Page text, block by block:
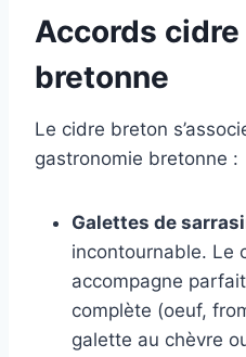
Accords
bretonne
Le cidre breton
gastronomie bretonne :
Galettes de
incontournable. Le
accompagne
complète (oeuf,
galette au chèvre